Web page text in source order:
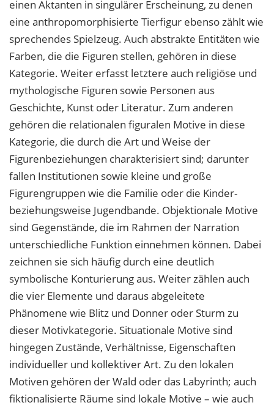
einen Aktanten in singulärer Erscheinung, zu denen
eine anthropomorphisierte Tierfigur ebenso zählt wie
sprechendes Spielzeug. Auch abstrakte Entitäten wie
Farben, die die Figuren stellen, gehören in diese
Kategorie. Weiter erfasst letztere auch religiöse und
mythologische Figuren sowie Personen aus
Geschichte, Kunst oder Literatur. Zum anderen
gehören die relationalen figuralen Motive in diese
Kategorie, die durch die Art und Weise der
Figurenbeziehungen charakterisiert sind; darunter
fallen Institutionen sowie kleine und große
Figurengruppen wie die Familie oder die Kinder-
beziehungsweise Jugendbande. Objektionale Motive
sind Gegenstände, die im Rahmen der Narration
unterschiedliche Funktion einnehmen können. Dabei
zeichnen sie sich häufig durch eine deutlich
symbolische Konturierung aus. Weiter zählen auch
die vier Elemente und daraus abgeleitete
Phänomene wie Blitz und Donner oder Sturm zu
dieser Motivkategorie. Situationale Motive sind
hingegen Zustände, Verhältnisse, Eigenschaften
individueller und kollektiver Art. Zu den lokalen
Motiven gehören der Wald oder das Labyrinth; auch
fiktionalisierte Räume sind lokale Motive – wie auch